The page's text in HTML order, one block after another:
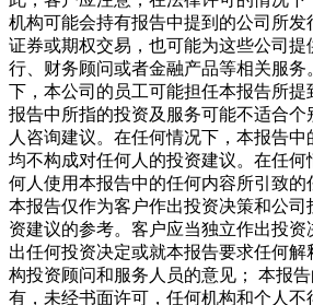
机构可能会持有报告中提到的公司所
证券或期权交易，也可能为这些公司提
行、财务顾问或者金融产品等相关服务
下，本公司的员工可能担任本报告所提
报告中所指的投资及服务可能不适合个
人咨询建议。在任何情况下，本报告
均不构成对任何人的投资建议。在任
何人使用本报告中的任何内容所引致的
本报告仅作为客户作出投资决策和公司
资建议的参考。客户应当独立作出投
出任何投资决定或就本报告要求任何
构投资顾问和服务人员的意见； 本报
有，未经书面许可，任何机构和个人不